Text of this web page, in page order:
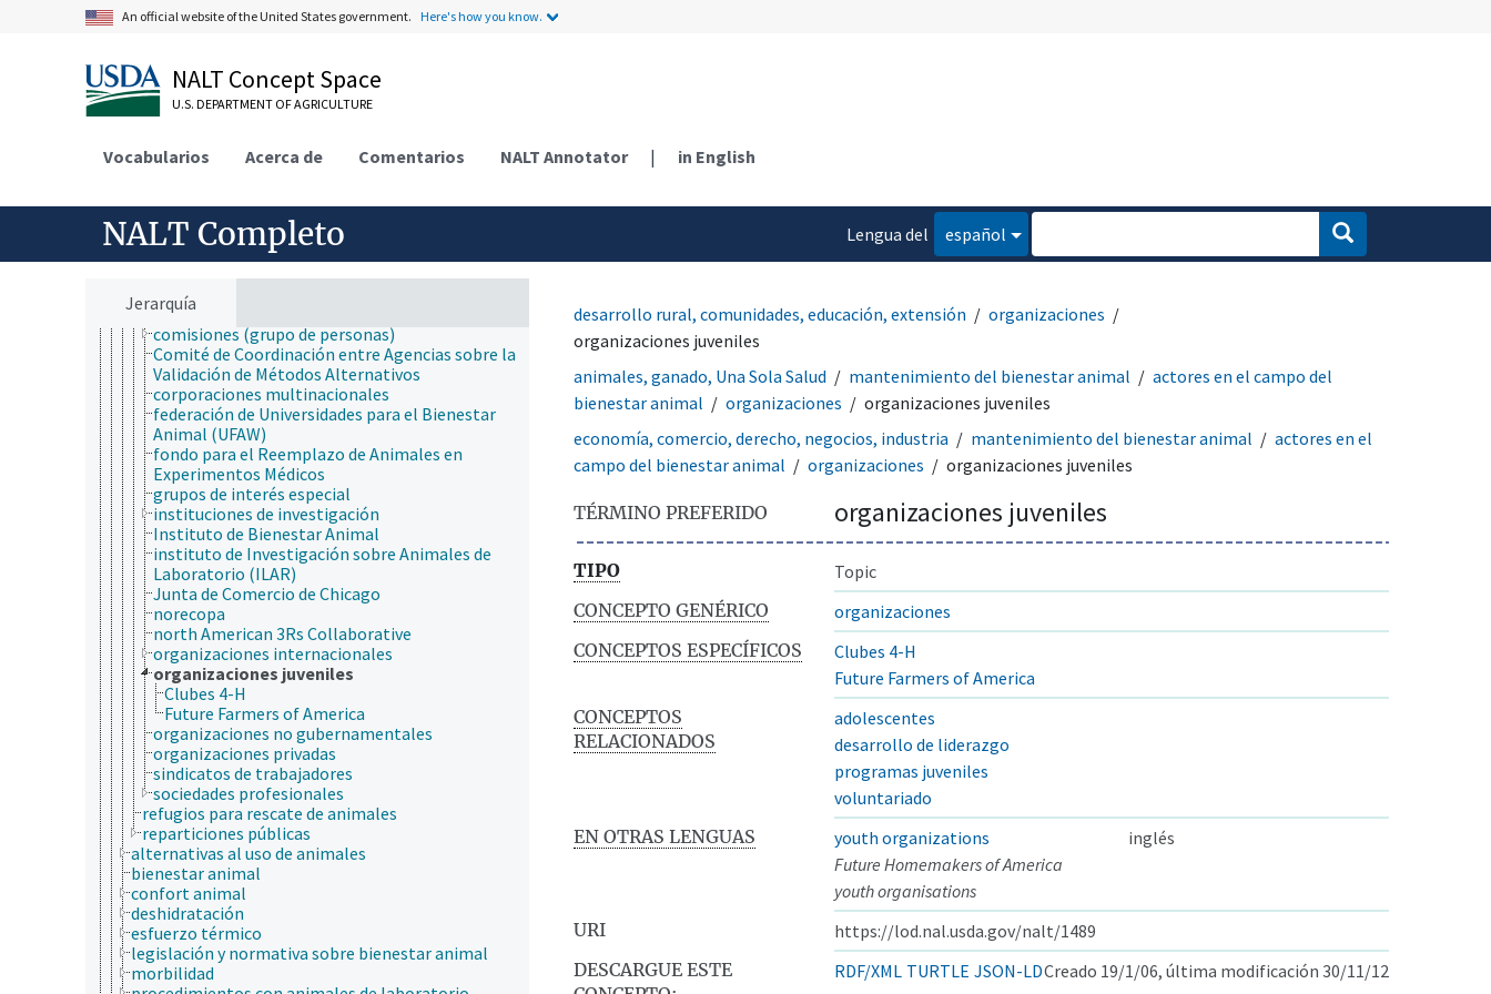
An official website of the United States government. Here's how you know.
NALT Concept Space
U.S. DEPARTMENT OF AGRICULTURE
Vocabularios Acerca de Comentarios NALT Annotator | in English
NALT Completo
Lengua del
español
Jerarquía
ley de protección de peces y fauna silvestre
organizaciones
agrupaciones de productores
asociaciones de empresarios
asociaciones de usuarios de agua
Centro Nacional para el Reemplazo, el
Refinamiento y la Reducción de los Animales en
la Investigación
centro Nacional para el Reemplazo, el
Refinamiento y la Reducción del Uso de Animales
en la Investigación
comisiones (grupo de personas)
Comité de Coordinación entre Agencias sobre la
Validación de Métodos Alternativos
corporaciones multinacionales
federación de Universidades para el Bienestar
Animal (UFAW)
fondo para el Reemplazo de Animales en
Experimentos Médicos
grupos de interés especial
instituciones de investigación
Instituto de Bienestar Animal
instituto de Investigación sobre Animales de
Laboratorio (ILAR)
Junta de Comercio de Chicago
norecopa
north American 3Rs Collaborative
organizaciones internacionales
organizaciones juveniles
Clubes 4-H
Future Farmers of America
organizaciones no gubernamentales
organizaciones privadas
sindicatos de trabajadores
sociedades profesionales
refugios para rescate de animales
reparticiones públicas
alternativas al uso de animales
bienestar animal
confort animal
deshidratación
esfuerzo térmico
legislación y normativa sobre bienestar animal
morbilidad
desarrollo rural, comunidades, educación, extensión
organizaciones
organizaciones juveniles
animales, ganado, Una Sola Salud
mantenimiento del bienestar animal
actores en el campo del
bienestar animal
organizaciones
organizaciones juveniles
economía, comercio, derecho, negocios, industria
mantenimiento del bienestar animal
actores en el
campo del bienestar animal
organizaciones organizaciones juveniles
TÉRMINO PREFERIDO organizaciones juveniles
TIPO
Topic
CONCEPTO GENÉRICO
organizaciones
CONCEPTOS ESPECÍFICOS
Clubes 4-H
Future Farmers of America
CONCEPTOS
RELACIONADOS
adolescentes
desarrollo de liderazgo
programas juveniles
voluntariado
EN OTRAS LENGUAS
youth organizations
inglés
Future Homemakers of America
youth organisations
URI
https://lod.nal.usda.gov/nalt/1489
DESCARGUE ESTE
RDF/XML TURTLE JSON-LDCreado 19/1/06, última modificación 30/11/12